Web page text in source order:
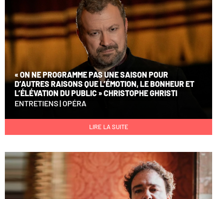
« ON NE PROGRAMME PAS UNE SAISON POUR
D’AUTRES RAISONS QUE L’ÉMOTION, LE BONHEUR ET
L’ÉLÉVATION DU PUBLIC » CHRISTOPHE GHRISTI
ENTRETIENS|OPÉRA
LIRE LA SUITE